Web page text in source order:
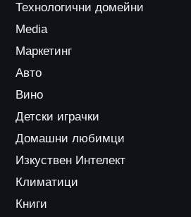
Технологични домейни
Media
Маркетинг
Авто
Вино
Детски играчки
Домашни любимци
Изкуствен Интелект
Климатици
Книги